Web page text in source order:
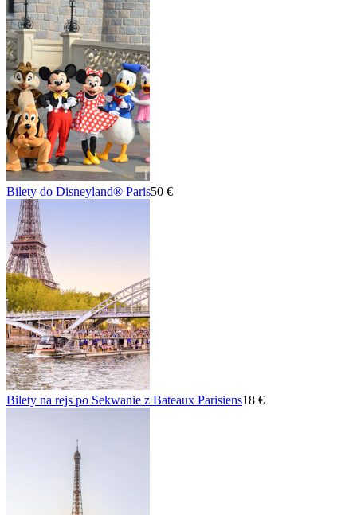
Bilety do Disneyland® Paris50 €
Bilety na rejs po Sekwanie z Bateaux Parisiens18 €